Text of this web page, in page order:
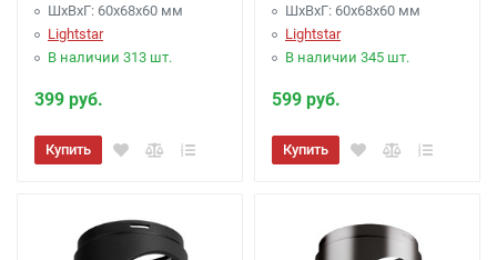
ШхВхГ: 60x68x60 мм
Lightstar
В наличии 313 шт.
399 руб.
Купить
ШхВхГ: 60x68x60 мм
Lightstar
В наличии 345 шт.
599 руб.
Купить